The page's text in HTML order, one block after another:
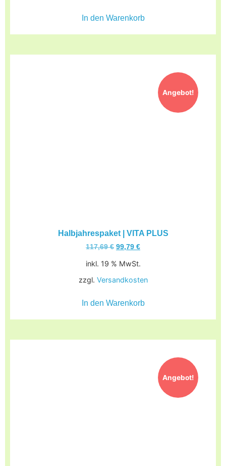
In den Warenkorb
Angebot!
Halbjahrespaket | VITA PLUS
117,69€ 99,79 €
inkl. 19 % MwSt.
zzgl. Versandkosten
In den Warenkorb
Angebot!